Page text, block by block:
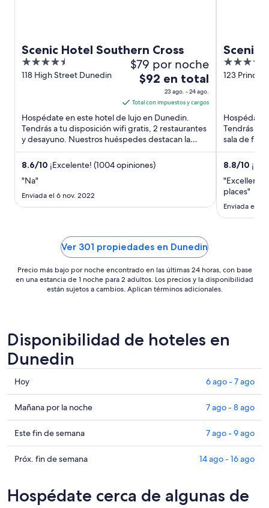
Scenic Hotel Southern Cross
4.5
out
118 High Street Dunedin
$79 por noche
El
precio
es
de
$92
en
total
por
24
ago
$92 en total
23 ago. - 24 ago.
Total con impuestos y cargos
Hospédate en este hotel de lujo en Dunedin.
Tendrás a tu disposición wifi gratis, 2 restaurantes
y desayuno. Nuestros huéspedes destacan la
atención del personal ...
8.6/10 ¡Excelente! (1004 opiniones)
"Na"
Enviada el 6 nov. 2022
Scenic
4.5
out
123 Princes
Hospédate
Tendrás a
sala de
atención
8.8/10
"Excellent
places"
Enviada el 5
Ver 301 propiedades en Dunedin
Precio más bajo por noche encontrado en las últimas 24 horas, con base
en una estancia de 1 noche para 2 adultos. Los precios y la disponibilidad
están sujetos a cambios. Aplican términos adicionales.
Disponibilidad de hoteles en
Dunedin
Consultar
precios
en
Dunedin
para
hoy,
6
7
Hoy 6 ago - 7 ago
Consultar
precios
en
Dunedin
para
la
Mañana por la noche 7 ago - 8 ago
Consultar
precios
en
este
Este fin de semana 7 ago - 9 ago
Consultar
Dunedin
Próx. fin de semana 14 ago - 16 ago
Hospédate cerca de algunas de